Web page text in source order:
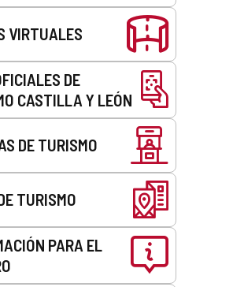
VIRTUALES
DE
CASTILLA Y LEÓN
DE TURISMO
TURISMO
PARA EL